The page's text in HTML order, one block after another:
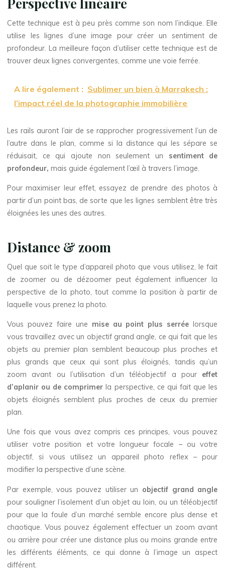
Cette technique est à peu près comme son nom l’indique. Elle
utilise les lignes d’une image pour créer un sentiment de
profondeur. La meilleure façon d’utiliser cette technique est de
trouver deux lignes convergentes, comme une voie ferrée.
A lire également : Sublimer un bien à Marrakech :
l’impact réel de la photographie immobilière
Les rails auront l’air de se rapprocher progressivement l’un de
l’autre dans le plan, comme si la distance qui les sépare se
réduisait, ce qui ajoute non seulement un sentiment de
profondeur, mais guide également l’œil à travers l’image.
Pour maximiser leur effet, essayez de prendre des photos à
partir d’un point bas, de sorte que les lignes semblent être très
éloignées les unes des autres.
Distance & zoom
Quel que soit le type d’appareil photo que vous utilisez, le fait
de zoomer ou de dézoomer peut également influencer la
perspective de la photo, tout comme la position à partir de
laquelle vous prenez la photo.
Vous pouvez faire une mise au point plus serrée lorsque
vous travaillez avec un objectif grand angle, ce qui fait que les
objets au premier plan semblent beaucoup plus proches et
plus grands que ceux qui sont plus éloignés, tandis qu’un
zoom avant ou l’utilisation d’un téléobjectif a pour effet
d’aplanir ou de comprimer la perspective, ce qui fait que les
objets éloignés semblent plus proches de ceux du premier
plan.
Une fois que vous avez compris ces principes, vous pouvez
utiliser votre position et votre longueur focale – ou votre
objectif, si vous utilisez un appareil photo reflex – pour
modifier la perspective d’une scène.
Par exemple, vous pouvez utiliser un objectif grand angle
pour souligner l’isolement d’un objet au loin, ou un téléobjectif
pour que la foule d’un marché semble encore plus dense et
chaotique. Vous pouvez également effectuer un zoom avant
ou arrière pour créer une distance plus ou moins grande entre
les différents éléments, ce qui donne à l’image un aspect
différent.